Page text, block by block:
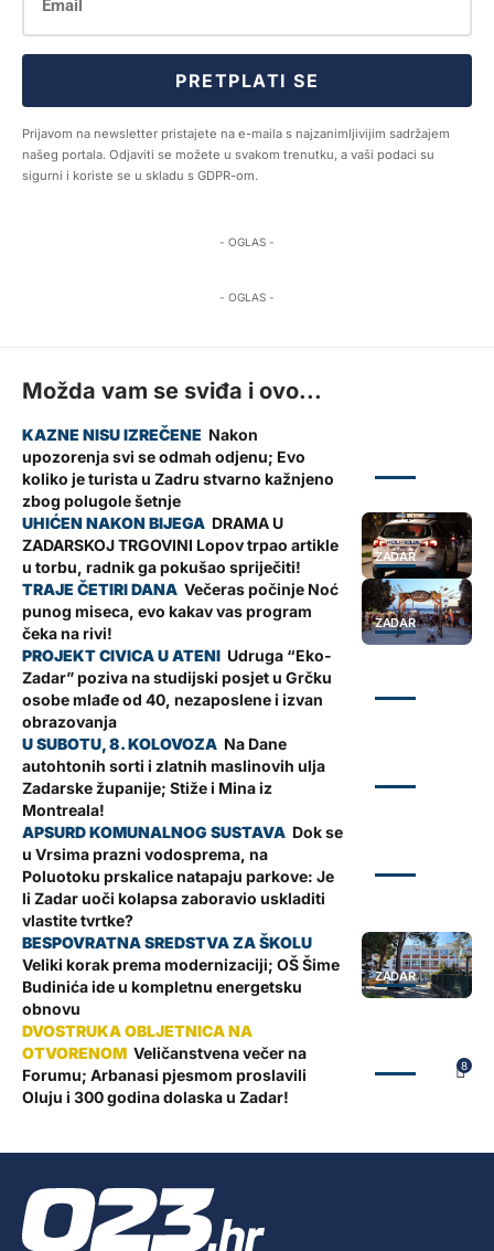
PRETPLATI SE
Prijavom na newsletter pristajete na e-maila s najzanimljivijim sadržajem
našeg portala. Odjaviti se možete u svakom trenutku, a vaši podaci su
sigurni i koriste se u skladu s GDPR-om.
- OGLAS -
- OGLAS -
Možda vam se sviđa i ovo...
Nakon
upozorenja svi se odmah odjenu; Evo
koliko je turista u Zadru stvarno kažnjeno
zbog polugole šetnje
ZADAR
DRAMA U
ZADARSKOJ TRGOVINI Lopov trpao artikle
u torbu, radnik ga pokušao spriječiti!
ZADAR
Večeras počinje Noć
punog miseca, evo kakav vas program
čeka na rivi!
Udruga “Eko-
Zadar” poziva na studijski posjet u Grčku
osobe mlađe od 40, nezaposlene i izvan
obrazovanja
Na Dane
autohtonih sorti i zlatnih maslinovih ulja
Zadarske županije; Stiže i Mina iz
Montreala!
Dok se
u Vrsima prazni vodosprema, na
Poluotoku prskalice natapaju parkove: Je
li Zadar uoči kolapsa zaboravio uskladiti
vlastite tvrtke?
ZADAR
Veliki korak prema modernizaciji; OŠ Šime
Budinića ide u kompletnu energetsku
obnovu
8
Veličanstvena večer na
Forumu; Arbanasi pjesmom proslavili
Oluju i 300 godina dolaska u Zadar!